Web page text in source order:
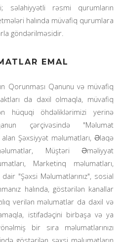
səlahiyyətli rəsmi qurumların
halında müvafiq qurumlara
göndərilməsidir.
EMAL
Qorunması Qanunu və müvafiq
da daxil olmaqla, müvafiq
hüquqi öhdəliklərimizi yerinə
çərçivəsində "Məlumat
Şəxsiyyət məlumatları, Əlaqə
Müştəri Əməliyyat
Marketinq məlumatları,
"Şəxsi Məlumatlarınız", sosial
halında, göstərilən kanallar
verilən məlumatlar da daxil və
istifadəçini birbaşa və ya
bir sıra məlumatlarınızı